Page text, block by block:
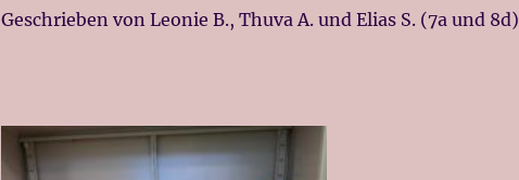
Geschrieben von Leonie B., Thuva A. und Elias S. (7a und 8d)